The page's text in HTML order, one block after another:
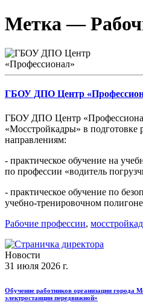
Метка —
ГБОУ ДПО Центр
ГБОУ ДПО Центр
«Мосстройкадры» в
направлениям:
- практическое обучение на
по профессии «водитель
- практическое обучение по
учебно-тренировочном
Рабочие профессии,
Новости
31 июля 2026 г.
Обучение работников организации города
электростанции передвижной»